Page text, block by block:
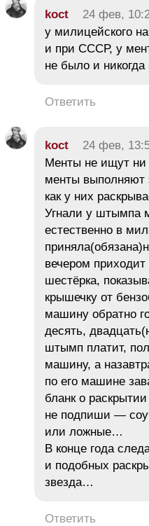
koct 24 фев,
у милицейского
и при СССР, у
не было и никогда
Ответить
koct 24 фев,
Менты не ищут
менты выполняют
как у них
Угнали у штымпа
естественно в
вечером
шестёрка,
крышечку от
машину обратно
десять,
штымп платит,
машину, а
по его машине
бланк о
не подпиши —
или ложные…
В конце года
и подобных
звезда…
Ответить